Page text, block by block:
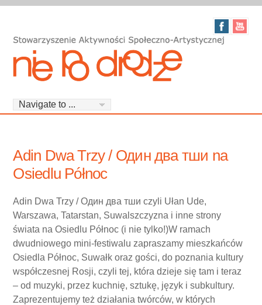
Adin Dwa Trzy / Один два тши na
Osiedlu Północ
Adin Dwa Trzy / Один два тши czyli Ułan Ude,
Warszawa, Tatarstan, Suwalszczyzna i inne strony
świata na Osiedlu Północ (i nie tylko!)W ramach
dwudniowego mini-festiwalu zapraszamy mieszkańców
Osiedla Północ, Suwałk oraz gości, do poznania kultury
współczesnej Rosji, czyli tej, która dzieje się tam i teraz
– od muzyki, przez kuchnię, sztukę, język i subkultury.
Zaprezentujemy też działania twórców, w których